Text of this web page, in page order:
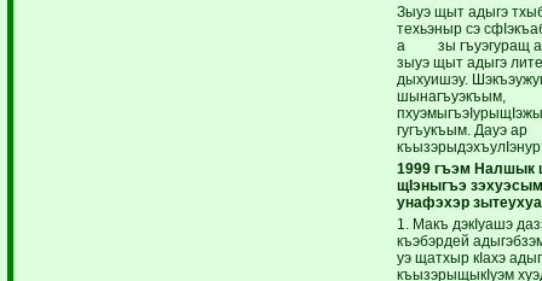
Зыуэ щыт адыгэ
техьэныр сэ
а зы гъуэгуращ
зыуэ щыт адыгэ
дыхуишэу.
шынагъуэкъым,
гугъукъым. Дауэ ар
1999 гъэм Налшык
щIэныгъэ
унафэхэр
1. Макъ дэкIуашэ
къэбэрдей
уэ щатхыр кIахэ
къызэрыщыкIуэм